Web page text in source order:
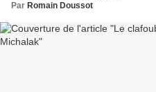
Par Romain Doussot